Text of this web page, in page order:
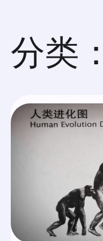
分类：